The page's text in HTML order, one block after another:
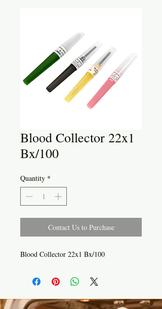
Blood Collector 22x1
Bx/100
Quantity *
Contact Us to Purchase
Blood Collector 22x1 Bx/100